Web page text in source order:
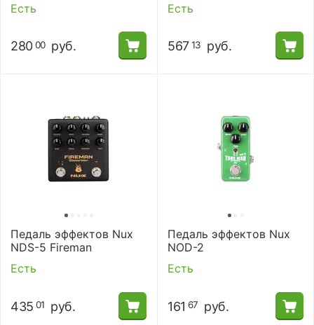
Есть
280 00 руб.
Есть
567 13 руб.
Педаль эффектов Nux
NDS-5 Fireman
Есть
435 01 руб.
Педаль эффектов Nux
NOD-2
Есть
161 67 руб.